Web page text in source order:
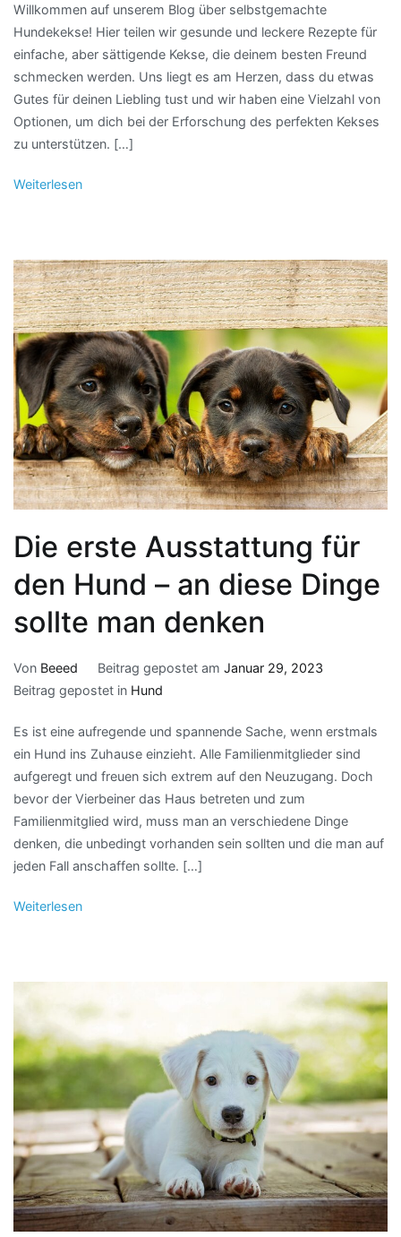
Willkommen auf unserem Blog über selbstgemachte
Hundekekse! Hier teilen wir gesunde und leckere Rezepte für
einfache, aber sättigende Kekse, die deinem besten Freund
schmecken werden. Uns liegt es am Herzen, dass du etwas
Gutes für deinen Liebling tust und wir haben eine Vielzahl von
Optionen, um dich bei der Erforschung des perfekten Kekses
zu unterstützen. […]
Weiterlesen
Die erste Ausstattung für
den Hund – an diese Dinge
sollte man denken
Von Beeed Beitrag gepostet am Januar 29, 2023
Beitrag gepostet in Hund
Es ist eine aufregende und spannende Sache, wenn erstmals
ein Hund ins Zuhause einzieht. Alle Familienmitglieder sind
aufgeregt und freuen sich extrem auf den Neuzugang. Doch
bevor der Vierbeiner das Haus betreten und zum
Familienmitglied wird, muss man an verschiedene Dinge
denken, die unbedingt vorhanden sein sollten und die man auf
jeden Fall anschaffen sollte. […]
Weiterlesen